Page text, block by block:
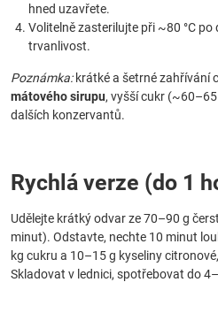
hned uzavřete.
Volitelně zasterilujte při ~80 °C
trvanlivost.
Poznámka:krátké a šetrné zahřívání
mátového sirupu, vyšší cukr
dalších konzervantů.
Rychlá verze (do 1
Udělejte krátký odvar ze 70–90 g
minut). Odstavte, nechte 10 minut
kg cukru a 10–15 g kyseliny
Skladovat v lednici, spotřebovat do